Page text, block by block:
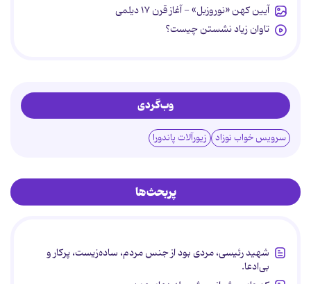
آیین کهن «نوروزبل» - آغاز قرن ۱۷ دیلمی
تاوان زیاد نشستن چیست؟
وب‌گردی
سرویس خواب نوزاد زیورآلات پاندورا
پربحث‌ها
شهید رئیسی، مردی بود از جنس مردم، ساده‌زیست، پرکار و
بی‌ادعا.